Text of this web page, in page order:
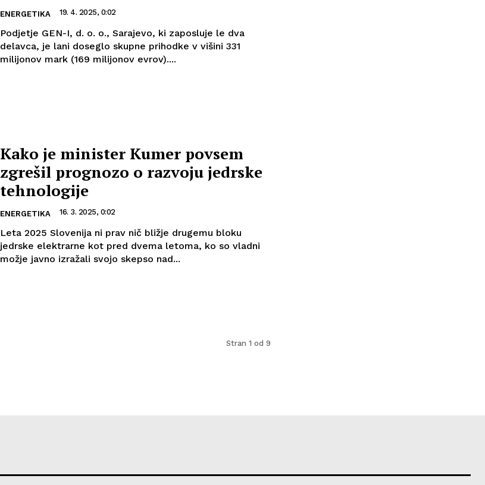
ENERGETIKA 19. 4. 2025, 0:02
Podjetje GEN-I, d. o. o., Sarajevo, ki zaposluje le dva
delavca, je lani doseglo skupne prihodke v višini 331
milijonov mark (169 milijonov evrov)....
Kako je minister Kumer povsem
zgrešil prognozo o razvoju jedrske
tehnologije
ENERGETIKA 16. 3. 2025, 0:02
Leta 2025 Slovenija ni prav nič bližje drugemu bloku
jedrske elektrarne kot pred dvema letoma, ko so vladni
možje javno izražali svojo skepso nad...
Stran 1 od 9